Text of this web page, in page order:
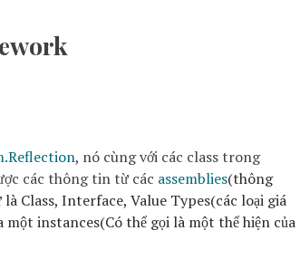
, nó cùng với các class trong
các thông tin từ các assemblies(thông
Class, Interface, Value Types(các loại giá
instances(Có thể gọi là một thể hiện của